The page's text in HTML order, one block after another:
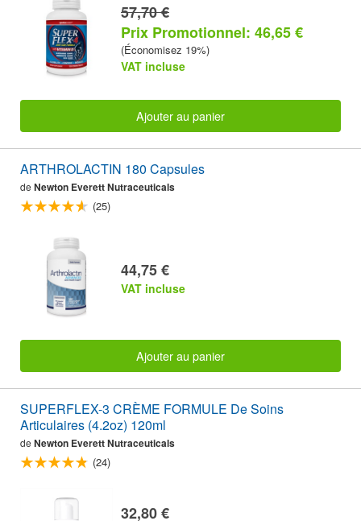
57,70 €
Prix Promotionnel: 46,65 €
(Économisez 19%)
VAT incluse
Ajouter au panier
ARTHROLACTIN 180 Capsules
de Newton Everett Nutraceuticals
(25)
44,75 €
VAT incluse
Ajouter au panier
SUPERFLEX-3 CRÈME FORMULE De Soins
Articulaires (4.2oz) 120ml
de Newton Everett Nutraceuticals
(24)
32,80 €